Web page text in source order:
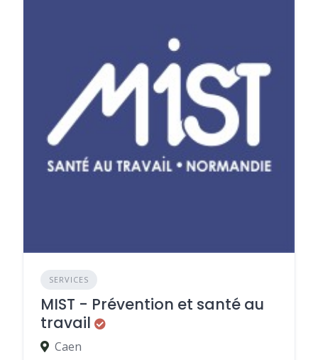
SERVICES
MIST - Prévention et santé au
travail
Caen